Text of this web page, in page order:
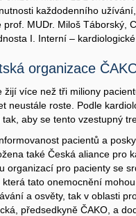
každodenního
prof. MUDr. Miloš Táborský,
I. Interní –
organizace
žijí více než tři miliony
neustále roste. Podle
aby se tento vzestupný
pacientů a
také Česká aliance pro
organizací pro pacienty se
která tato onemocnění
a osvěty, tak v oblasti
předsedkyně ČAKO, a